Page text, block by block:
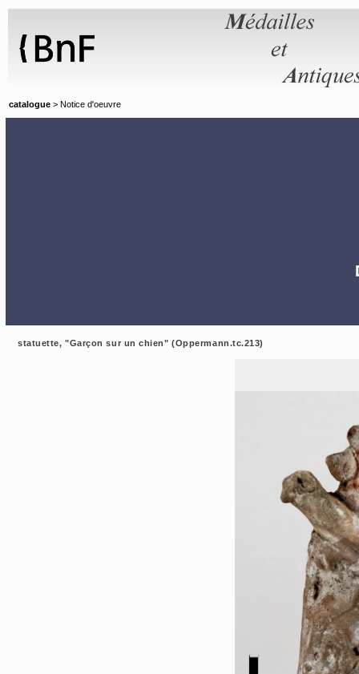
catalogue > Notice d'oeuvre
statuette, "Garçon sur un chien" (Oppermann.tc.213)